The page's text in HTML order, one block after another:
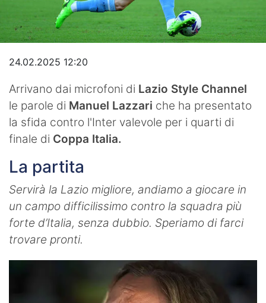
24.02.2025 12:20
Arrivano dai microfoni di Lazio Style Channel
le parole di Manuel Lazzari che ha presentato
la sfida contro l'Inter valevole per i quarti di
finale di Coppa Italia.
La partita
Servirà la Lazio migliore, andiamo a giocare in
un campo difficilissimo contro la squadra più
forte d’Italia, senza dubbio. Speriamo di farci
trovare pronti.